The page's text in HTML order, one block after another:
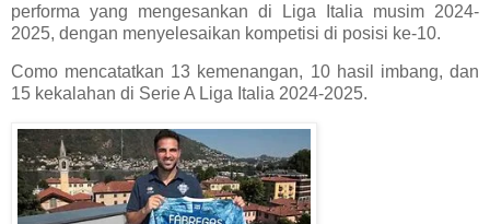
performa yang mengesankan di Liga Italia musim 2024-
2025, dengan menyelesaikan kompetisi di posisi ke-10.
Como mencatatkan 13 kemenangan, 10 hasil imbang, dan
15 kekalahan di Serie A Liga Italia 2024-2025.